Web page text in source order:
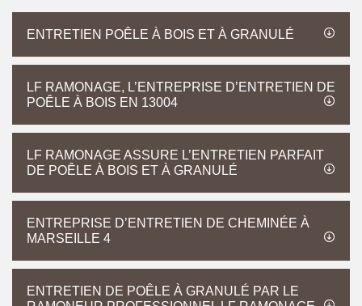
ENTRETIEN POÊLE À BOIS ET À GRANULÉ
LF RAMONAGE, L’ENTREPRISE D’ENTRETIEN DE
POÊLE À BOIS EN 13004
LF RAMONAGE ASSURE L’ENTRETIEN PARFAIT
DE POÊLE À BOIS ET À GRANULÉ
ENTREPRISE D’ENTRETIEN DE CHEMINÉE À
MARSEILLE 4
ENTRETIEN DE POÊLE À GRANULÉ PAR LE